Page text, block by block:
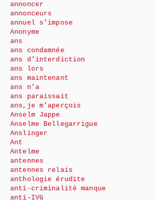
annoncer
annonceurs
annuel s’impose
Anonyme
ans
ans condamnée
ans d’interdiction
ans lors
ans maintenant
ans n’a
ans paraissait
ans,je m’aperçois
Anselm Jappe
Anselme Bellegarrigue
Anslinger
Ant
Antelme
antennes
antennes relais
anthologie érudite
anti-criminalité manque
anti-IVG